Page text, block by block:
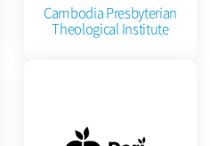
Cambodia Presbyterian
Theological Institute